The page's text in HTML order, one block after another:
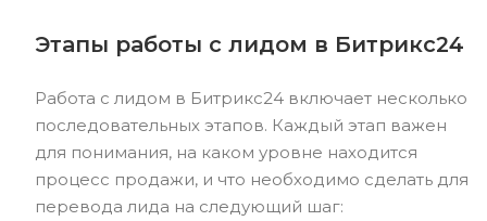
Этапы работы с лидом в Битрикс24
Работа с лидом в Битрикс24 включает несколько
последовательных этапов. Каждый этап важен
для понимания, на каком уровне находится
процесс продажи, и что необходимо сделать для
перевода лида на следующий шаг: